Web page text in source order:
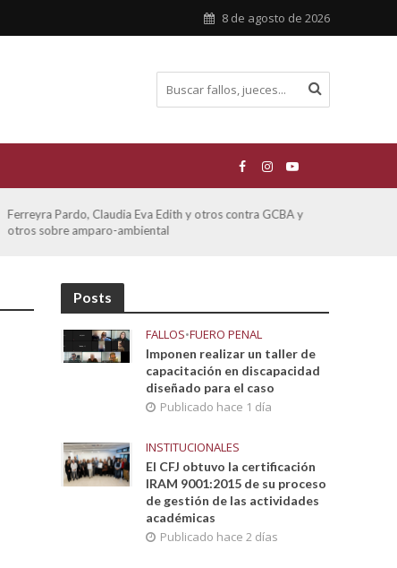
8 de agosto de 2026
Ferreyra Pardo, Claudia Eva Edith y otros contra GCBA y
otros sobre amparo-ambiental
Posts
FALLOS•FUERO PENAL
Imponen realizar un taller de
capacitación en discapacidad
diseñado para el caso
Publicado hace 1 día
INSTITUCIONALES
El CFJ obtuvo la certificación
IRAM 9001:2015 de su proceso
de gestión de las actividades
académicas
Publicado hace 2 días